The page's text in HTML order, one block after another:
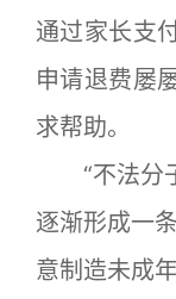
通过家长支
申请退费屡
求帮助。
“不法分子
逐渐形成一
意制造未成